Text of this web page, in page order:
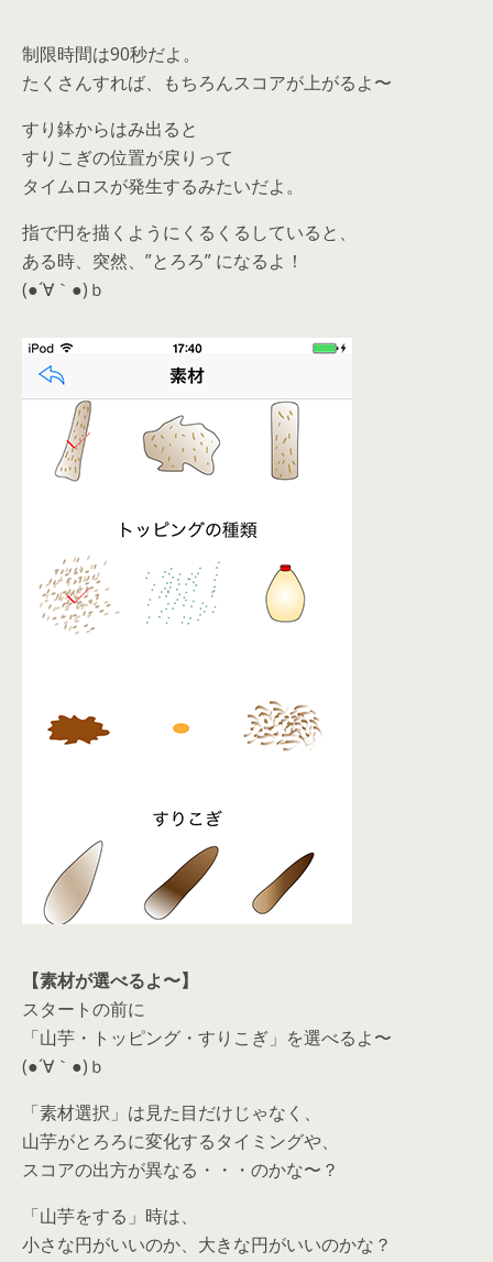
制限時間は90秒だよ。
たくさんすれば、もちろんスコアが上がるよ〜
すり鉢からはみ出ると
すりこぎの位置が戻りって
タイムロスが発生するみたいだよ。
指で円を描くようにくるくるしていると、
ある時、突然、”とろろ” になるよ！
(●´∀｀●)ｂ
【素材が選べるよ〜】
スタートの前に
「山芋・トッピング・すりこぎ」を選べるよ〜
(●´∀｀●)ｂ
「素材選択」は見た目だけじゃなく、
山芋がとろろに変化するタイミングや、
スコアの出方が異なる・・・のかな〜？
「山芋をする」時は、
小さな円がいいのか、大きな円がいいのかな？